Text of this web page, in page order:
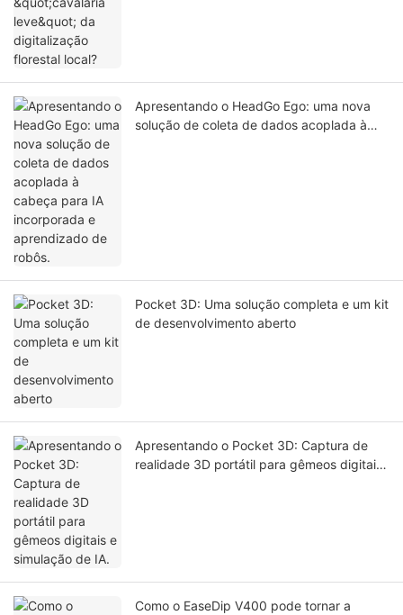
Apresentando o HeadGo Ego: uma nova
solução de coleta de dados acoplada à
Pocket 3D: Uma solução completa e um kit
de desenvolvimento aberto
Apresentando o Pocket 3D: Captura de
realidade 3D portátil para gêmeos digitais
Como o EaseDip V400 pode tornar a